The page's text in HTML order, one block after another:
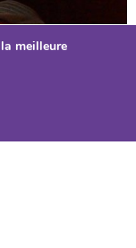
meilleure